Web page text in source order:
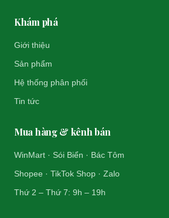
Khám phá
Giới thiệu
Sản phẩm
Hệ thống phân phối
Tin tức
Mua hàng & kênh bán
WinMart · Sói Biển · Bác Tôm
Shopee · TikTok Shop · Zalo
Thứ 2 – Thứ 7: 9h – 19h